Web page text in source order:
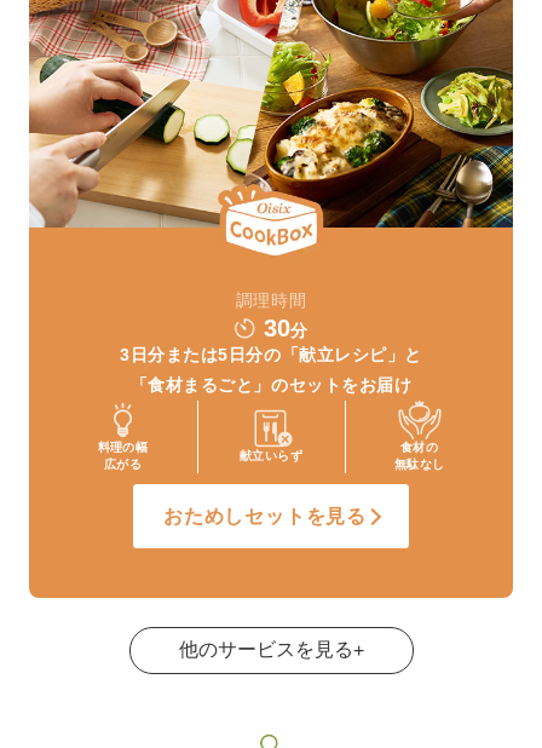
調理時間
30分
3日分または5日分の 「献立レシピ」と
「食材まるごと」 のセットをお届け
料理の幅
広がる
献立いらず
食材の
無駄なし
おためしセットを見る
他のサービスを見る+